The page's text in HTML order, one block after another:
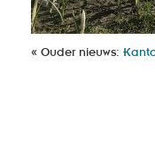
« Ouder nieuws: